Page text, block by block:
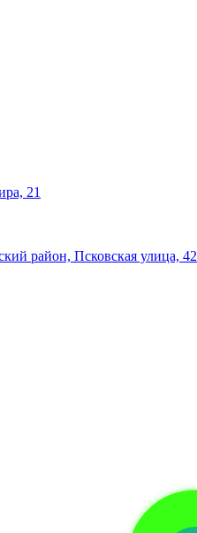
21
район, Псковская улица, 42